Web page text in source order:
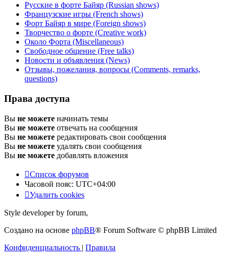
Русские в форте Байяр (Russian shows)
Французские игры (French shows)
Форт Байяр в мире (Foreign shows)
Творчество о форте (Creative work)
Около Форта (Miscellaneous)
Свободное общение (Free talks)
Новости и объявления (News)
Отзывы, пожелания, вопросы (Comments, remarks,
questions)
Права доступа
Вы не можете начинать темы
Вы не можете отвечать на сообщения
Вы не можете редактировать свои сообщения
Вы не можете удалять свои сообщения
Вы не можете добавлять вложения
Список форумов
Часовой пояс: UTC+04:00
Удалить cookies
Style developer by forum,
Создано на основе phpBB® Forum Software © phpBB Limited
Конфиденциальность | Правила